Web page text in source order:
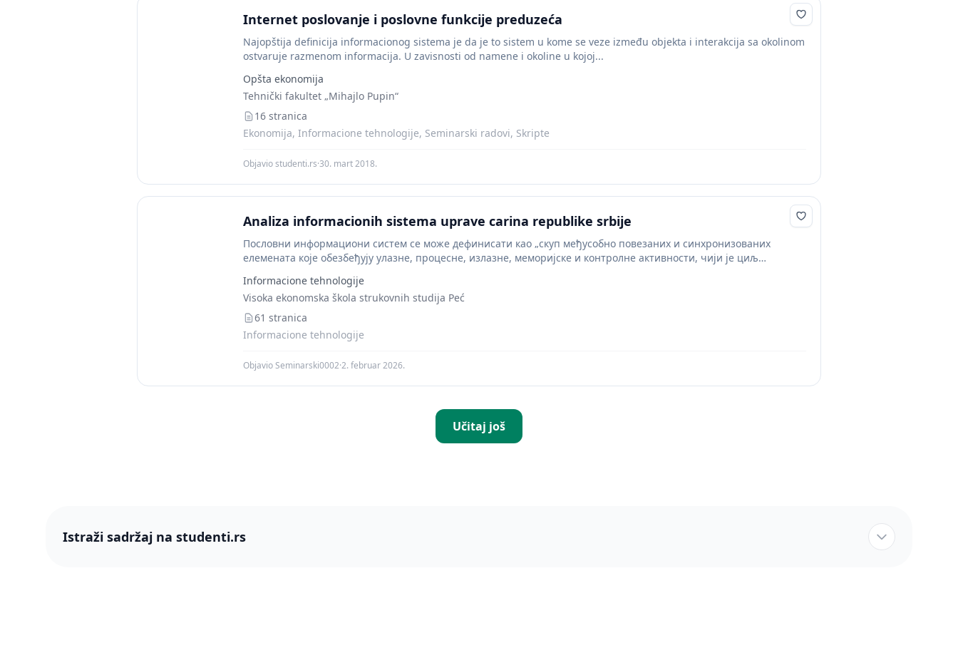
Internet poslovanje i poslovne funkcije preduzeća
Najopštija definicija informacionog sistema je da je to sistem u kome se veze između objekta i interakcija sa okolinom
ostvaruje razmenom informacija. U zavisnosti od namene i okoline u kojoj...
Opšta ekonomija
Tehnički fakultet „Mihajlo Pupin“
16 stranica
Ekonomija, Informacione tehnologije, Seminarski radovi, Skripte
Objavio studenti.rs·30. mart 2018.
Analiza informacionih sistema uprave carina republike srbije
Пословни информациони систем се може дефинисати као „скуп међусобно повезаних и синхронизованих
елемената које обезбеђују улазне, процесне, излазне, меморијске и контролне активности, чији је циљ
Informacione tehnologije
Visoka ekonomska škola strukovnih studija Peć
61 stranica
Informacione tehnologije
Objavio Seminarski0002·2. februar 2026.
Učitaj još
Istraži sadržaj na studenti.rs